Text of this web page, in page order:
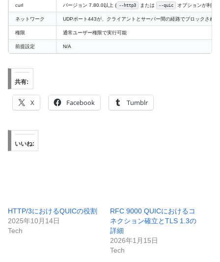
curl バージョン 7.80.0以上 ( --http3 または --quic オプションが利用
ネットワーク UDPポート443が、クライアントとサーバー間の経路でブロックされ
権限 通常ユーザー権限で実行可能
前提設定 N/A
共有:
X Facebook Tumblr
いいね:
HTTP/3におけるQUICの役割
2025年10月14日
Tech
RFC 9000 QUICにおけるコ
ネクション確立とTLS 1.3の
詳細
2026年1月15日
Tech